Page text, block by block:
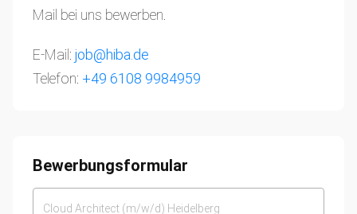
Mail bei uns bewerben.
E-Mail: job@hiba.de
Telefon: +49 6108 9984959
Bewerbungsformular